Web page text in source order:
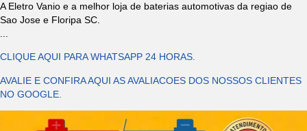
A Eletro Vanio e a melhor loja de baterias automotivas da regiao de
Sao Jose e Floripa SC.
CLIQUE AQUI PARA WHATSAPP 24 HORAS.
AVALIE E CONFIRA AQUI AS AVALIACOES DOS NOSSOS CLIENTES
NO GOOGLE.